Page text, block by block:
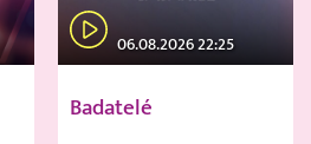
06.08.2026 22:25
Badatelé